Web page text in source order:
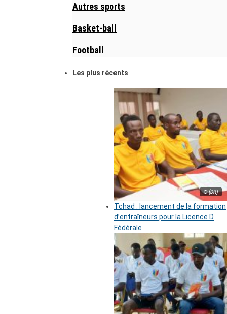
Autres sports
Basket-ball
Football
Les plus récents
© (DR)
Tchad : lancement de la formation
d’entraîneurs pour la Licence D
Fédérale